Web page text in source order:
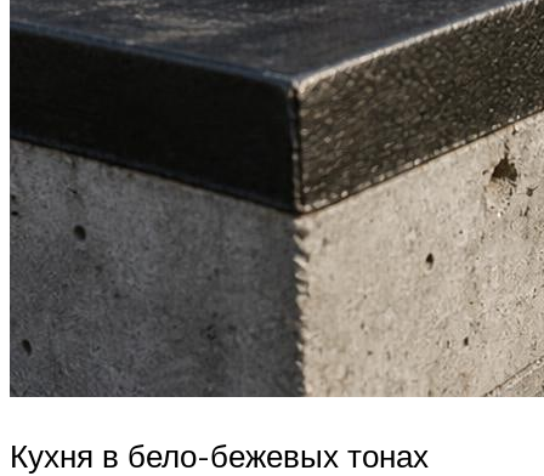
Кухня в бело-бежевых тонах